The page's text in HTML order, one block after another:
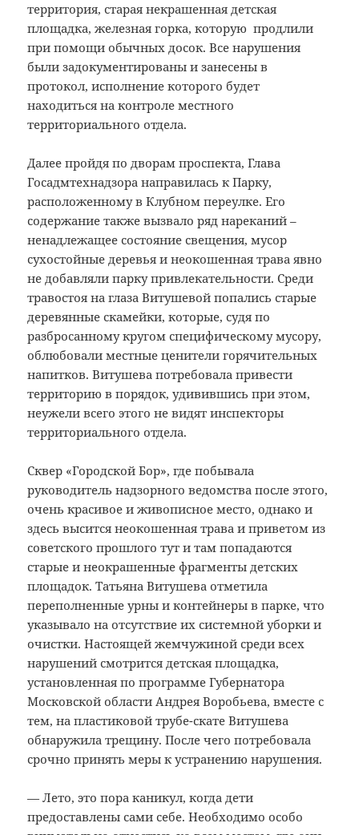
территория, старая некрашенная детская
площадка, железная горка, которую продлили
при помощи обычных досок. Все нарушения
были задокументированы и занесены в
протокол, исполнение которого будет
находиться на контроле местного
территориального отдела.
Далее пройдя по дворам проспекта, Глава
Госадмтехнадзора направилась к Парку,
расположенному в Клубном переулке. Его
содержание также вызвало ряд нареканий –
ненадлежащее состояние свещения, мусор
сухостойные деревья и неокошенная трава явно
не добавляли парку привлекательности. Среди
травостоя на глаза Витушевой попались старые
деревянные скамейки, которые, судя по
разбросанному кругом специфическому мусору,
облюбовали местные ценители горячительных
напитков. Витушева потребовала привести
территорию в порядок, удивившись при этом,
неужели всего этого не видят инспекторы
территориального отдела.
Сквер «Городской Бор», где побывала
руководитель надзорного ведомства после этого,
очень красивое и живописное место, однако и
здесь высится неокошенная трава и приветом из
советского прошлого тут и там попадаются
старые и неокрашенные фрагменты детских
площадок. Татьяна Витушева отметила
переполненные урны и контейнеры в парке, что
указывало на отсутствие их системной уборки и
очистки. Настоящей жемчужиной среди всех
нарушений смотрится детская площадка,
установленная по программе Губернатора
Московской области Андрея Воробьева, вместе с
тем, на пластиковой трубе-скате Витушева
обнаружила трещину. После чего потребовала
срочно принять меры к устранению нарушения.
— Лето, это пора каникул, когда дети
предоставлены сами себе. Необходимо особо